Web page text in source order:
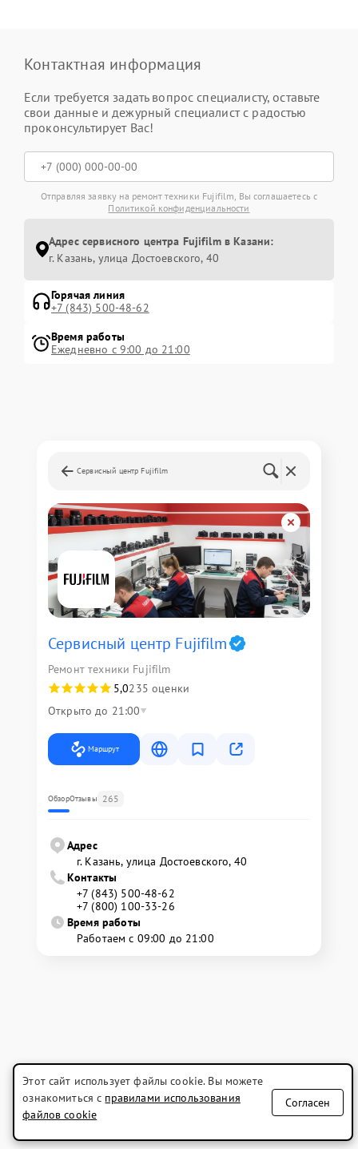
Контактная информация
Если требуется задать вопрос специалисту, оставьте
свои данные и дежурный специалист с радостью
проконсультирует Вас!
Отправляя заявку на ремонт техники Fujifilm, Вы соглашаетесь с
Политикой конфиденциальности
Адрес сервисного центра Fujifilm в Казани:
г. Казань, улица Достоевского, 40
Горячая линия
+7 (843) 500-48-62
Время работы
Ежедневно с 9:00 до 21:00
Сервисный центр Fujifilm
Сервисный центр Fujifilm
Ремонт техники Fujifilm
5,0235 оценки
Открыто до 21:00
Маршрут
ОбзорОтзывы 265
Адрес
г. Казань, улица Достоевского, 40
Контакты
+7 (843) 500-48-62
+7 (800) 100-33-26
Время работы
Работаем с 09:00 до 21:00
Этот сайт использует файлы cookie. Вы можете
ознакомиться с правилами использования
файлов cookie
Согласен